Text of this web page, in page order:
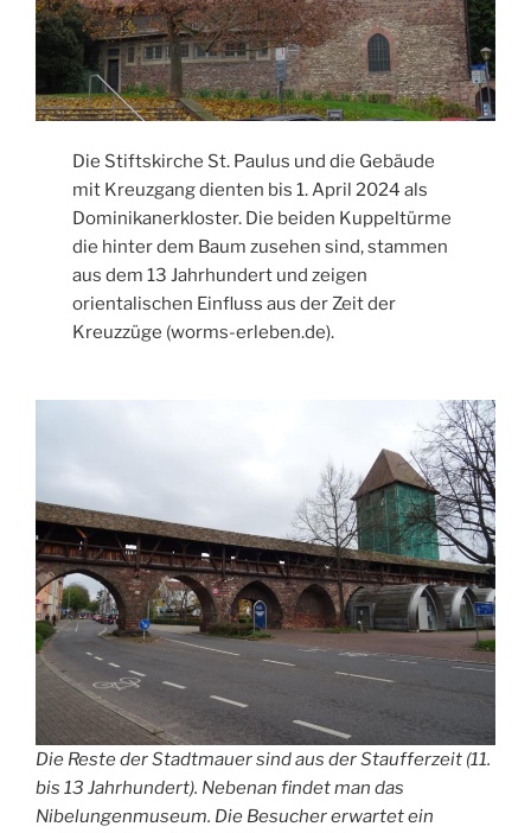
Die Stiftskirche St. Paulus und die Gebäude
mit Kreuzgang dienten bis 1. April 2024 als
Dominikanerkloster. Die beiden Kuppeltürme
die hinter dem Baum zusehen sind, stammen
aus dem 13 Jahrhundert und zeigen
orientalischen Einfluss aus der Zeit der
Kreuzzüge (worms-erleben.de).
Die Reste der Stadtmauer sind aus der Staufferzeit (11.
bis 13 Jahrhundert). Nebenan findet man das
Nibelungenmuseum. Die Besucher erwartet ein